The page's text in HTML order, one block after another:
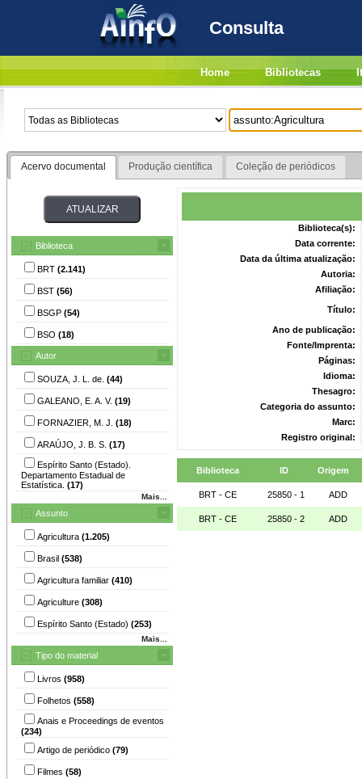
Consulta
Home Bibliotecas
Acervo documental Produção científica Coleção de periódicos
Biblioteca
BRT (2.141)
BST (56)
BSGP (54)
BSO (18)
Autor
SOUZA, J. L. de. (44)
GALEANO, E. A. V. (19)
FORNAZIER, M. J. (18)
ARAÚJO, J. B. S. (17)
Espírito Santo (Estado).
Departamento Estadual de
Estatística. (17)
Mais...
Assunto
Agricultura (1.205)
Brasil (538)
Agricultura familiar (410)
Agriculture (308)
Espírito Santo (Estado) (253)
Mais...
Tipo do material
Livros (958)
Folhetos (558)
Anais e Proceedings de eventos
(234)
Artigo de periódico (79)
Filmes (58)
Biblioteca(s):
Data corrente:
Data da última atualização:
Autoria:
Afiliação:
Título:
Ano de publicação:
Fonte/Imprenta:
Páginas:
Idioma:
Thesagro:
Categoria do assunto:
Marc:
Registro original:
Biblioteca ID Origem
BRT - CE 25850 - 1 ADD
BRT - CE 25850 - 2 ADD